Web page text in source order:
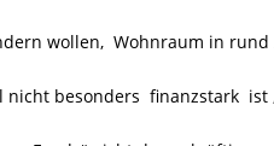
wollen, Wohnraum in
nicht besonders finanzstark